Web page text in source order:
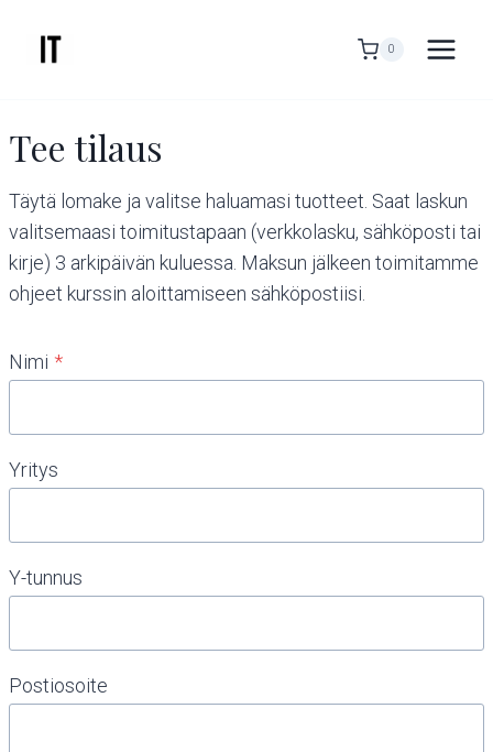
sisältöön
0
Tee tilaus
Täytä lomake ja valitse haluamasi tuotteet. Saat laskun
valitsemaasi toimitustapaan (verkkolasku, sähköposti tai
kirje) 3 arkipäivän kuluessa. Maksun jälkeen toimitamme
ohjeet kurssin aloittamiseen sähköpostiisi.
Nimi *
Yritys
Y-tunnus
Postiosoite